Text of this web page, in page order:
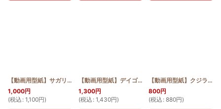
【動画用型紙】サガリバナのファスナー付き長財布 HQW2_SAGA_Pattern]
1,000円
(税込 : 1,100円)
【動画用型紙】デイゴのタウンバッグ(スクロールデザイン)
1,300円
(税込 : 1,430円)
【動画用型紙】クジラのバニティポーチ
800円
(税込 : 880円)